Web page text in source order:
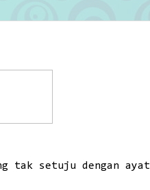
tak setuju dengan ayat